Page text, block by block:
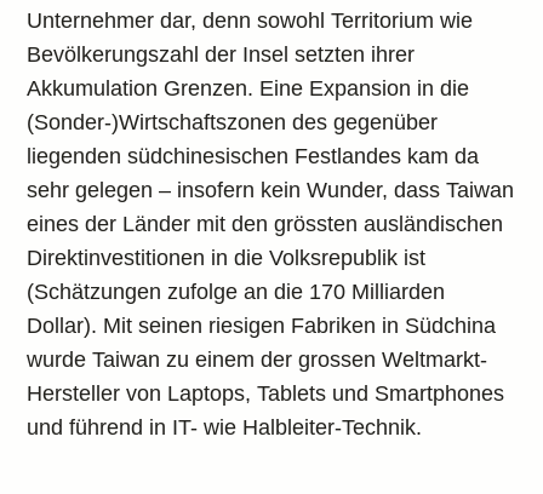
Unternehmer dar, denn sowohl Territorium wie
Bevölkerungszahl der Insel setzten ihrer
Akkumulation Grenzen. Eine Expansion in die
(Sonder-)Wirtschaftszonen des gegenüber
liegenden südchinesischen Festlandes kam da
sehr gelegen – insofern kein Wunder, dass Taiwan
eines der Länder mit den grössten ausländischen
Direktinvestitionen in die Volksrepublik ist
(Schätzungen zufolge an die 170 Milliarden
Dollar). Mit seinen riesigen Fabriken in Südchina
wurde Taiwan zu einem der grossen Weltmarkt-
Hersteller von Laptops, Tablets und Smartphones
und führend in IT- wie Halbleiter-Technik.